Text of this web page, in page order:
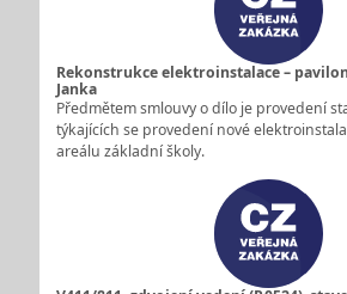
Rekonstrukce elektroinstalace – pavilon
Janka
Předmětem smlouvy o dílo je provedení
týkajících se provedení nové
areálu základní školy.